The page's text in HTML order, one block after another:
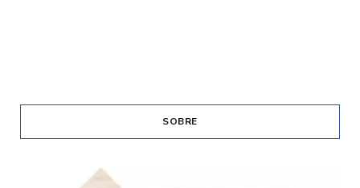
SOBRE